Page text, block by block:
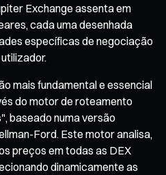
Exchange assenta em
cada uma desenhada
específicas de negociação
mais fundamental e essencial
do motor de roteamento
baseado numa versão
Ford. Este motor analisa,
preços em todas as DEX
dinamicamente as